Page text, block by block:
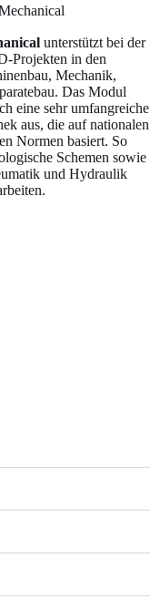
unterstützt bei der
Projekten in den
Mechanik,
Das Modul
eine sehr umfangreiche
aus, die auf nationalen
Normen basiert. So
Schemen sowie
und Hydraulik